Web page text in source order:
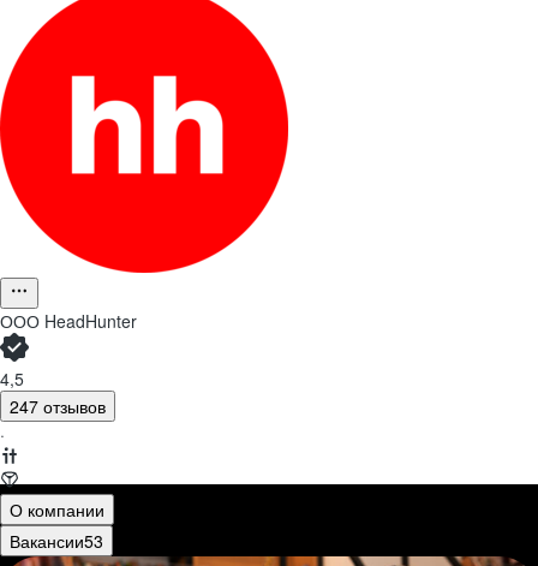
ООО HeadHunter
4,5
247 отзывов
·
О компании
Вакансии53